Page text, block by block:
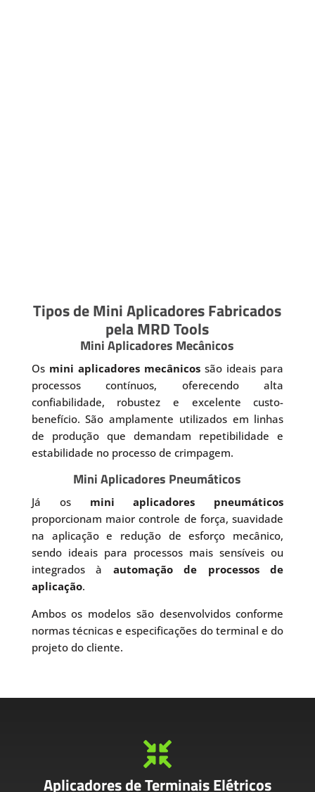
Tipos de Mini Aplicadores Fabricados
pela MRD Tools
Mini Aplicadores Mecânicos
Os mini aplicadores mecânicos são ideais para
processos contínuos, oferecendo alta
confiabilidade, robustez e excelente custo-
benefício. São amplamente utilizados em linhas
de produção que demandam repetibilidade e
estabilidade no processo de crimpagem.
Mini Aplicadores Pneumáticos
Já os mini aplicadores pneumáticos
proporcionam maior controle de força, suavidade
na aplicação e redução de esforço mecânico,
sendo ideais para processos mais sensíveis ou
integrados à automação de processos de
aplicação.
Ambos os modelos são desenvolvidos conforme
normas técnicas e especificações do terminal e do
projeto do cliente.

Aplicadores de Terminais Elétricos